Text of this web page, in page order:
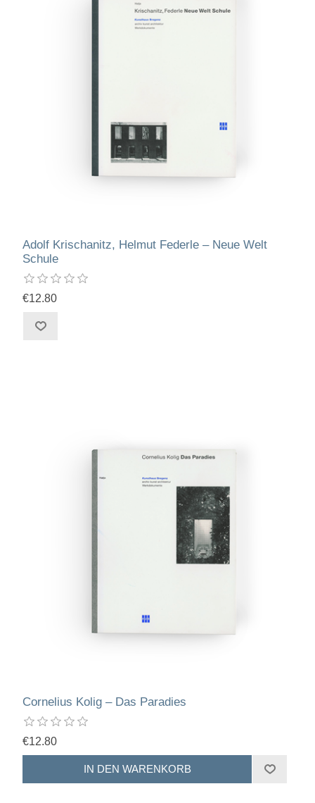
Adolf Krischanitz, Helmut Federle – Neue Welt
Schule
€12.80
Cornelius Kolig – Das Paradies
€12.80